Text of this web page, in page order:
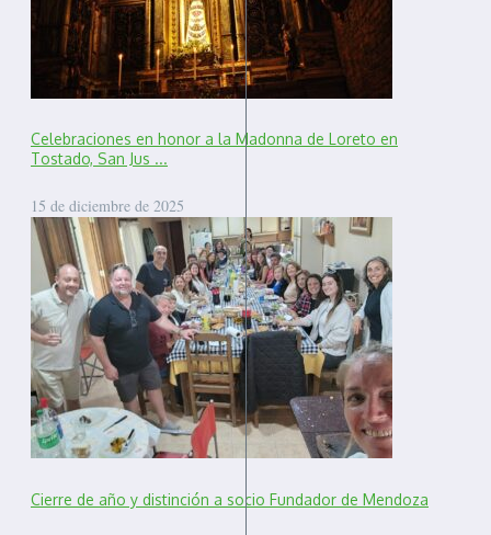
Celebraciones en honor a la Madonna de Loreto en
Tostado, San Jus ...
15 de diciembre de 2025
Cierre de año y distinción a socio Fundador de Mendoza